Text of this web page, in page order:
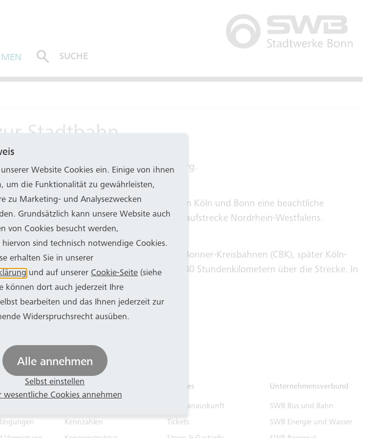
SUCHE
Stadtbahn
von Köln-Mülheim nach Bad Godesberg.
durchgehenden Stadtbahnverkehr zwischen Köln und Bonn eine beachtliche
ist sie die längste Stadtbahnvorlaufstrecke Nordrhein-Westfalens.
Die von der Aktiengesellschaft der Cöln-Bonner-Kreisbahnen (CBK), später Köln-
mit einer Spitzengeschwindigkeit von bis zu 80 Stundenkilometern über die Strecke. In
nach Köln.
Unternehmen
Kennzahlen
Services
Fahrplanauskunft
Tickets
Unternehmensverbund
SWB Bus und Bahn
SWB Energie und Wasser
Website Cookies ein. Einige von ihnen
um die Funktionalität zu gewährleisten,
zu Marketing- und Analysezwecken
Grundsätzlich kann unsere Website auch
von Cookies besucht werden,
sind technisch notwendige Cookies.
erhalten Sie in unserer
und auf unserer Cookie-Seite (siehe
können dort auch jederzeit Ihre
bearbeiten und das Ihnen jederzeit zur
Widerspruchsrecht ausüben.
Alle annehmen
Selbst einstellen
wesentliche Cookies annehmen